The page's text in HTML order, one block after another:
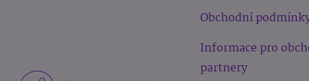
Obchodní
Informace pro
partnery